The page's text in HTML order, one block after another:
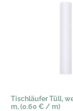
Tischläufer Tüll,
m, (0.60 € / m)